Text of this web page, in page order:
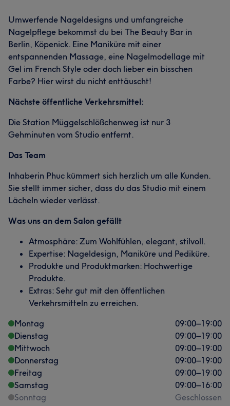
Was unsere Kunden über MA1 sagen
Freundlich 14 Professionell 13 Gründlich 11
Umwerfende Nageldesigns und umfangreiche
Nagelpflege bekommst du bei The Beauty Bar in
Berlin, Köpenick. Eine Maniküre mit einer
entspannenden Massage, eine Nagelmodellage mit
Gel im French Style oder doch lieber ein bisschen
Farbe? Hier wirst du nicht enttäuscht!
Nächste öffentliche Verkehrsmittel:
Die Station Müggelschlößchenweg ist nur 3
Gehminuten vom Studio entfernt.
Das Team
Inhaberin Phuc kümmert sich herzlich um alle Kunden.
Sie stellt immer sicher, dass du das Studio mit einem
Lächeln wieder verlässt.
Was uns an dem Salon gefällt
Atmosphäre: Zum Wohlfühlen, elegant, stilvoll.
Expertise: Nageldesign, Maniküre und Pediküre.
Produkte und Produktmarken: Hochwertige
Produkte.
Extras: Sehr gut mit den öffentlichen
Verkehrsmitteln zu erreichen.
Montag
09:00–19:00
Dienstag
09:00–19:00
Mittwoch
09:00–19:00
Donnerstag
09:00–19:00
Freitag
09:00–19:00
Samstag
09:00–16:00
Sonntag
Geschlossen